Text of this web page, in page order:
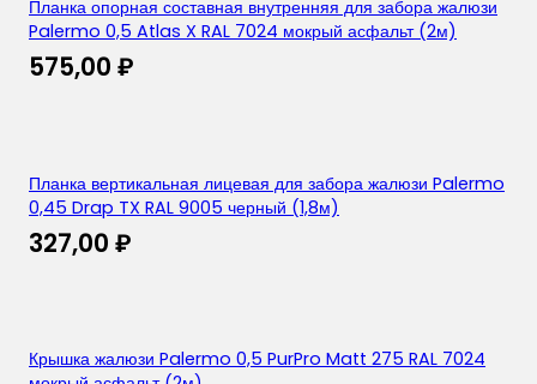
Планка опорная составная внутренняя для забора жалюзи
Palermo 0,5 Atlas X RAL 7024 мокрый асфальт (2м)
575,00 ₽
Планка вертикальная лицевая для забора жалюзи Palermo
0,45 Drap TX RAL 9005 черный (1,8м)
327,00 ₽
Крышка жалюзи Palermo 0,5 PurPro Matt 275 RAL 7024